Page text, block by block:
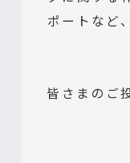
ポートなど
皆さまのご